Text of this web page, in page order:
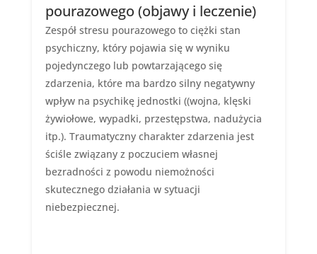
pourazowego (objawy i leczenie)
Zespół stresu pourazowego to ciężki stan
psychiczny, który pojawia się w wyniku
pojedynczego lub powtarzającego się
zdarzenia, które ma bardzo silny negatywny
wpływ na psychikę jednostki ((wojna, klęski
żywiołowe, wypadki, przestępstwa, nadużycia
itp.). Traumatyczny charakter zdarzenia jest
ściśle związany z poczuciem własnej
bezradności z powodu niemożności
skutecznego działania w sytuacji
niebezpiecznej.